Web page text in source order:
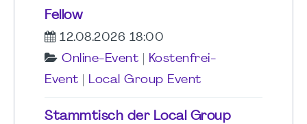
Fellow
12.08.2026 18:00
Online-Event
Kostenfrei-
Event
Local Group Event
Stammtisch der Local Group